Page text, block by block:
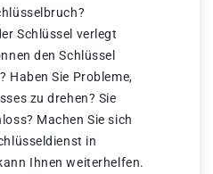
Schlüssel verlegt
den Schlüssel
Haben Sie Probleme,
zu drehen? Sie
Machen Sie sich
in
Ihnen weiterhelfen.